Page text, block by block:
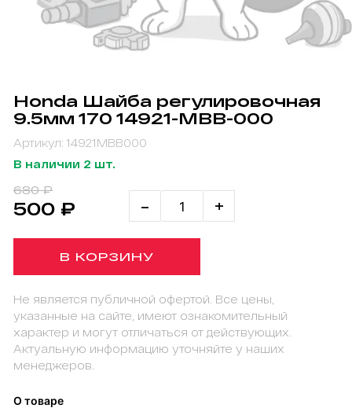
Honda Шайба регулировочная
9.5мм 170 14921-MBB-000
Артикул: 14921MBB000
В наличии 2 шт.
680 ₽
500 ₽ - +
В КОРЗИНУ
Не является публичной офертой. Все цены,
указанные на сайте, имеют ознакомительный
характер и могут отличаться от действующих.
Актуальную информацию уточняйте у наших
менеджеров.
О товаре